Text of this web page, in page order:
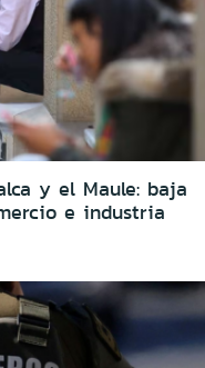
y el Maule: baja
e industria